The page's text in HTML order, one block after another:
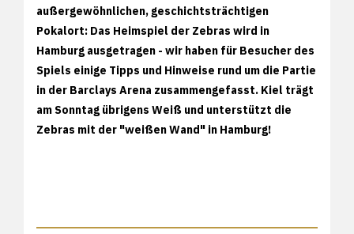
außergewöhnlichen, geschichtsträchtigen
Pokalort: Das Heimspiel der Zebras wird in
Hamburg ausgetragen - wir haben für Besucher des
Spiels einige Tipps und Hinweise rund um die Partie
in der Barclays Arena zusammengefasst. Kiel trägt
am Sonntag übrigens Weiß und unterstützt die
Zebras mit der "weißen Wand" in Hamburg!